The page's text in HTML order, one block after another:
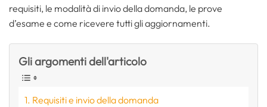
requisiti, le modalità di invio della domanda, le prove
d’esame e come ricevere tutti gli aggiornamenti.
Gli argomenti dell'articolo
Requisiti e invio della domanda